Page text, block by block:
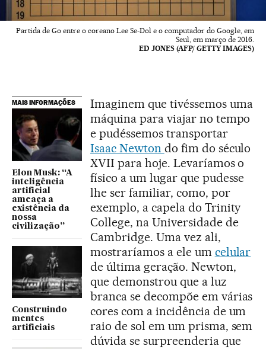
Partida de Go entre o coreano Lee Se-Dol e o computador do Google, em
Seul, em março de 2016.
ED JONES (AFP/ GETTY IMAGES)
MAIS INFORMAÇÕES
Elon Musk: “A
inteligência
artificial
ameaça a
existência da
nossa
civilização”
Construindo
mentes
artificiais
Imaginem que tivéssemos uma
máquina para viajar no tempo
e pudéssemos transportar
Isaac Newton do fim do século
XVII para hoje. Levaríamos o
físico a um lugar que pudesse
lhe ser familiar, como, por
exemplo, a capela do Trinity
College, na Universidade de
Cambridge. Uma vez ali,
mostraríamos a ele um celular
de última geração. Newton,
que demonstrou que a luz
branca se decompõe em várias
cores com a incidência de um
raio de sol em um prisma, sem
dúvida se surpreenderia que